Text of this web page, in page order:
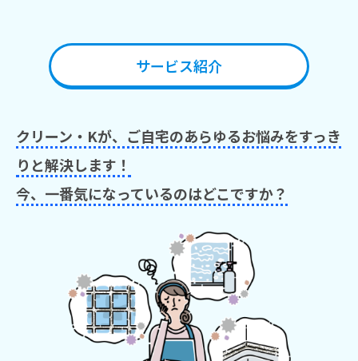
サービス紹介
クリーン・Kが、ご自宅のあらゆるお悩みをすっき
りと解決します！
今、一番気になっているのはどこですか？